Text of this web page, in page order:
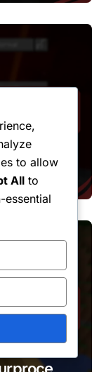
to allow
All to
essential